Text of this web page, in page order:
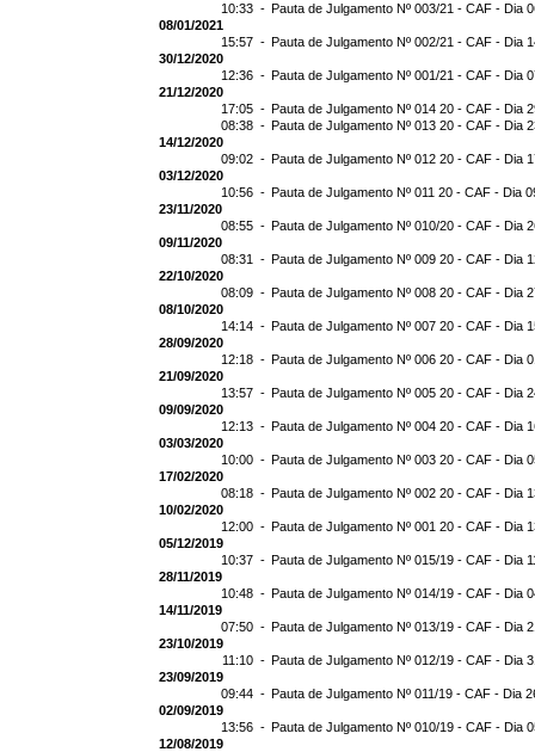
10:33 - Pauta de Julgamento Nº 003/21 - CAF - Dia
08/01/2021
15:57 - Pauta de Julgamento Nº 002/21 - CAF - Dia
30/12/2020
12:36 - Pauta de Julgamento Nº 001/21 - CAF - Dia
21/12/2020
17:05 - Pauta de Julgamento Nº 014 20 - CAF - Dia
08:38 - Pauta de Julgamento Nº 013 20 - CAF - Dia
14/12/2020
09:02 - Pauta de Julgamento Nº 012 20 - CAF - Dia
03/12/2020
10:56 - Pauta de Julgamento Nº 011 20 - CAF - Dia
23/11/2020
08:55 - Pauta de Julgamento Nº 010/20 - CAF - Dia
09/11/2020
08:31 - Pauta de Julgamento Nº 009 20 - CAF - Dia
22/10/2020
08:09 - Pauta de Julgamento Nº 008 20 - CAF - Dia
08/10/2020
14:14 - Pauta de Julgamento Nº 007 20 - CAF - Dia
28/09/2020
12:18 - Pauta de Julgamento Nº 006 20 - CAF - Dia
21/09/2020
13:57 - Pauta de Julgamento Nº 005 20 - CAF - Dia
09/09/2020
12:13 - Pauta de Julgamento Nº 004 20 - CAF - Dia
03/03/2020
10:00 - Pauta de Julgamento Nº 003 20 - CAF - Dia
17/02/2020
08:18 - Pauta de Julgamento Nº 002 20 - CAF - Dia
10/02/2020
12:00 - Pauta de Julgamento Nº 001 20 - CAF - Dia
05/12/2019
10:37 - Pauta de Julgamento Nº 015/19 - CAF - Dia
28/11/2019
10:48 - Pauta de Julgamento Nº 014/19 - CAF - Dia
14/11/2019
07:50 - Pauta de Julgamento Nº 013/19 - CAF - Dia
23/10/2019
11:10 - Pauta de Julgamento Nº 012/19 - CAF - Dia
23/09/2019
09:44 - Pauta de Julgamento Nº 011/19 - CAF - Dia
02/09/2019
13:56 - Pauta de Julgamento Nº 010/19 - CAF - Dia
12/08/2019